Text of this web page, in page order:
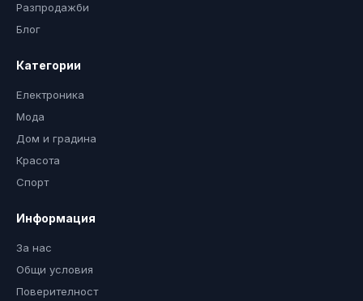
Разпродажби
Блог
Категории
Електроника
Мода
Дом и градина
Красота
Спорт
Информация
За нас
Общи условия
Поверителност